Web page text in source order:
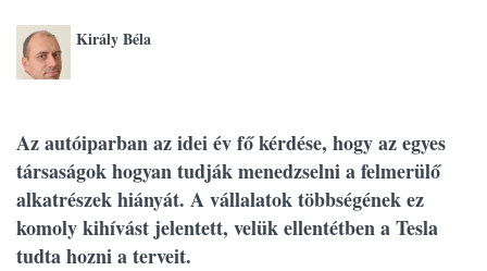
Király Béla
Az autóiparban az idei év fő kérdése, hogy az egyes
társaságok hogyan tudják menedzselni a felmerülő
alkatrészek hiányát. A vállalatok többségének ez
komoly kihívást jelentett, velük ellentétben a Tesla
tudta hozni a terveit.